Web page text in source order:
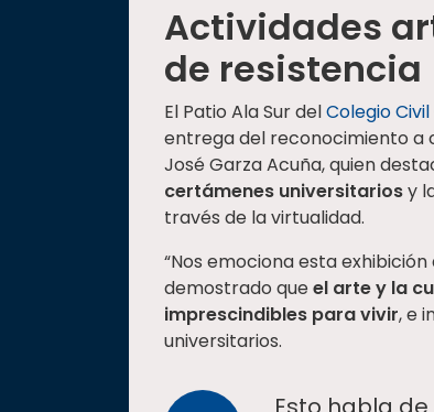
Actividades
de resistencia
El Patio Ala Sur delColegio
entrega del reconocimiento a
José Garza Acuña, quien
certámenes universitariosy
través de la virtualidad.
“Nos emociona esta
demostrado queel arte y la
imprescindibles para vivir, e
universitarios.